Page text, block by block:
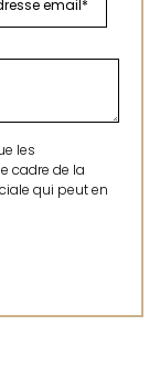
les
cadre de la
qui peut en